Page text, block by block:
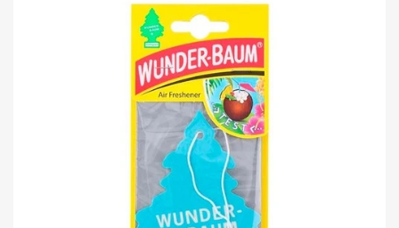
Biludstyr
EV Udstyr
Maling